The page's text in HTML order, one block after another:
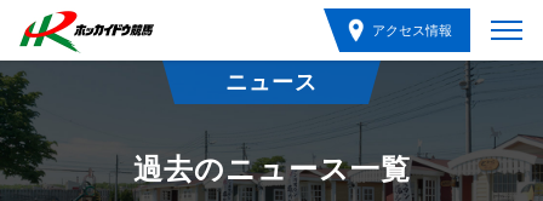
アクセス情報
ニュース
過去のニュース一覧